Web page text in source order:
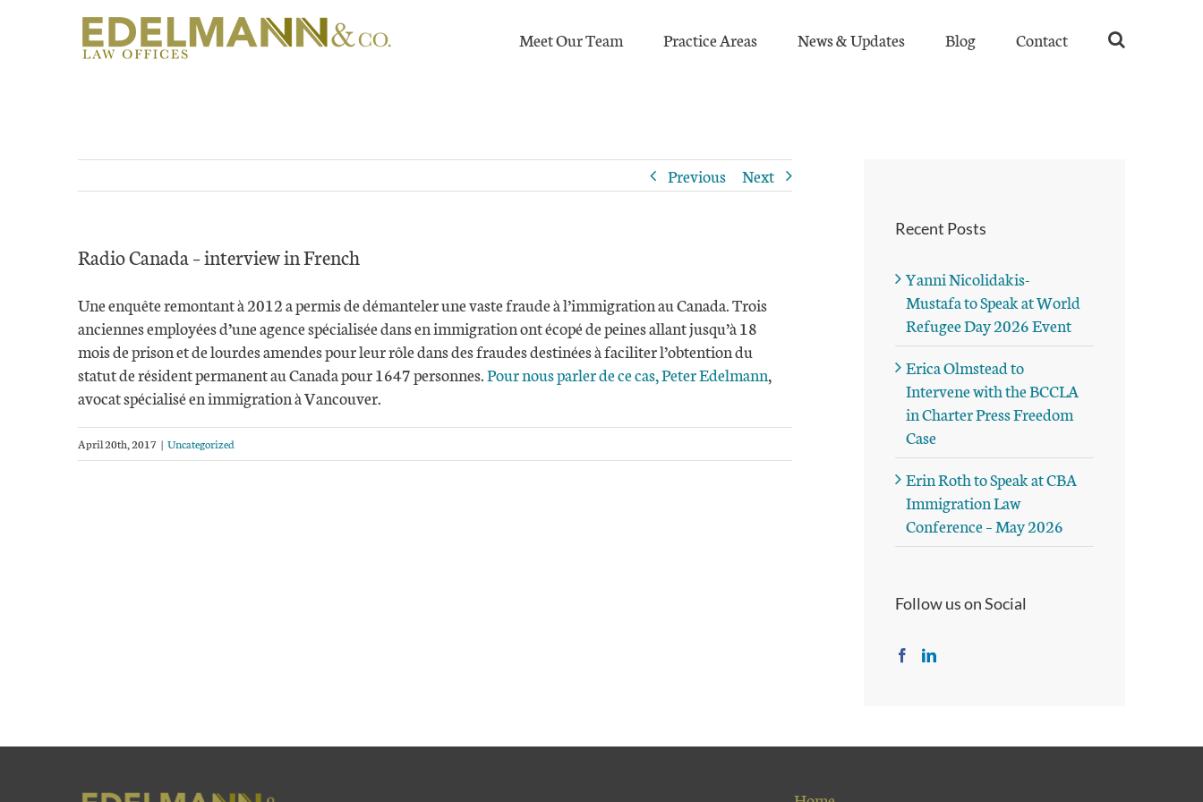
Meet Our Team Practice Areas News & Updates Blog Contact
Previous Next
Radio Canada – interview in French
Une enquête remontant à 2012 a permis de démanteler une vaste fraude à l’immigration au Canada. Trois
anciennes employées d’une agence spécialisée dans en immigration ont écopé de peines allant jusqu’à 18
mois de prison et de lourdes amendes pour leur rôle dans des fraudes destinées à faciliter l’obtention du
statut de résident permanent au Canada pour 1647 personnes.Pour nous parler de ce cas, Peter Edelmann,
avocat spécialisé en immigration à Vancouver.
April 20th, 2017 | Uncategorized
Recent Posts
Yanni Nicolidakis-
Mustafa to Speak at World
Refugee Day 2026 Event
Erica Olmstead to
Intervene with the BCCLA
in Charter Press Freedom
Case
Erin Roth to Speak at CBA
Immigration Law
Conference – May 2026
Follow us on Social